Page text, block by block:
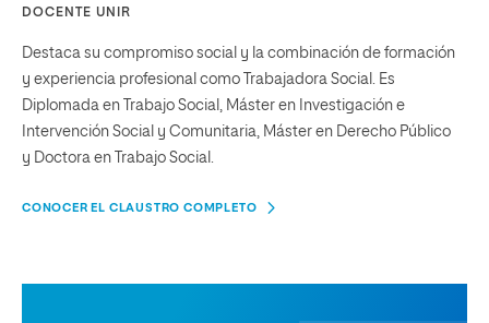
DOCENTE UNIR
Destaca su compromiso social y la combinación de formación
y experiencia profesional como Trabajadora Social. Es
Diplomada en Trabajo Social, Máster en Investigación e
Intervención Social y Comunitaria, Máster en Derecho Público
y Doctora en Trabajo Social.
CONOCER EL CLAUSTRO COMPLETO